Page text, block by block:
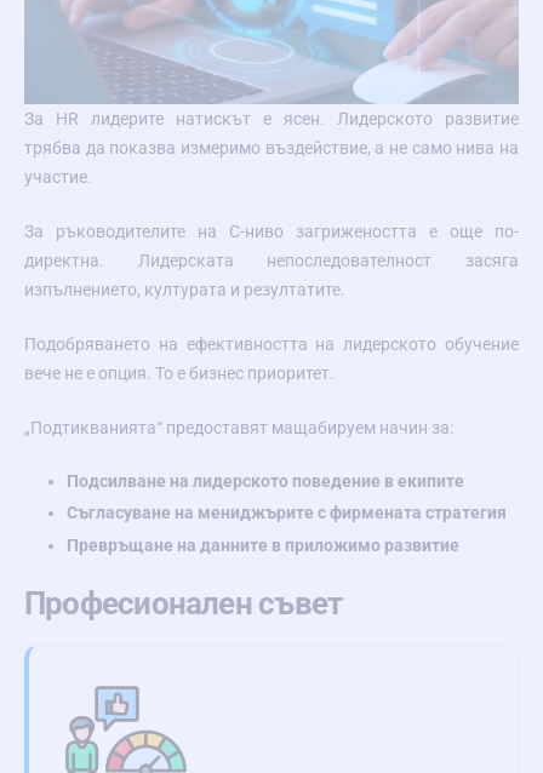
За HR лидерите натискът е ясен. Лидерското развитие
трябва да показва измеримо въздействие, а не само нива на
участие.
За ръководителите на C-ниво загрижеността е още по-
директна. Лидерската непоследователност засяга
изпълнението, културата и резултатите.
Подобряването на ефективността на лидерското обучение
вече не е опция. То е бизнес приоритет.
„Подтикванията“ предоставят мащабируем начин за:
Подсилване на лидерското поведение в екипите
Съгласуване на мениджърите с фирмената стратегия
Превръщане на данните в приложимо развитие
Професионален съвет